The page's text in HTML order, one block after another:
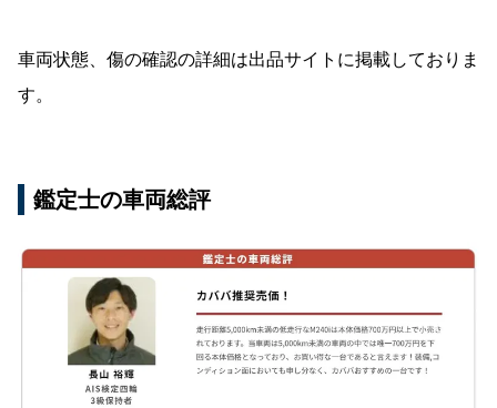
車両状態、傷の確認の詳細は出品サイトに掲載しておりま
す。
鑑定士の車両総評